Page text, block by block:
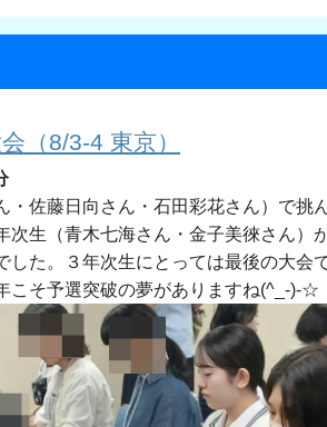
（8/3-4 東京）
・佐藤日向さん・石田彩花さん）で挑
次生（青木七海さん・金子美徠さん）
した。３年次生にとっては最後の大会
こそ予選突破の夢がありますね(^_-)-☆